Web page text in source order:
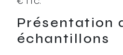
Présentation
échantillons